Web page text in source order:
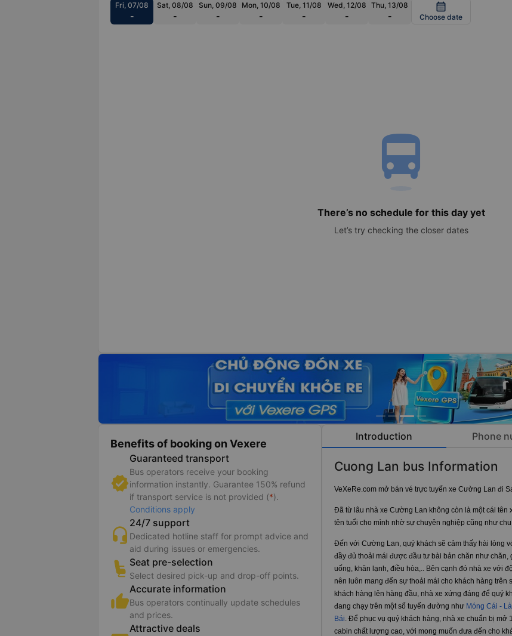
Fri, 07/08
-
Sat, 08/08
-
Sun, 09/08
-
Mon, 10/08
-
Tue, 11/08
-
Wed, 12/08
-
Thu, 13/08
-
calendar_month
Choose date
directions_bus
There’s no schedule for this day yet
Let’s try checking the closer dates
Benefits of booking on Vexere
Guaranteed transport
Bus operators receive your booking
information instantly. Guarantee 150% refund
if transport service is not provided (*).
Conditions apply
24/7 support
Dedicated hotline staff for prompt advice and
aid during issues or emergencies.
Seat pre-selection
Select desired pick-up and drop-off points.
Accurate information
Bus operators continually update schedules
and prices.
Attractive deals
Introduction Phone
Cuong Lan bus Information
VeXeRe.com mở bán vé trực tuyến xe Cường Lan đi
Đã từ lâu nhà xe Cường Lan không còn là một cái
tên tuổi cho mình nhờ sự chuyên nghiệp cũng như chu
Đến với Cường Lan, quý khách sẽ cảm thấy hài lòng
đầy đủ thoải mái được đầu tư bài bản chăn như
uống, khăn lạnh, điều hòa,.. Bên cạnh đó nhà xe với
nên luôn mang đến sự thoải mái cho khách hàng trên
khách hàng lên hàng đầu, nhà xe xứng đáng để quý
đang chạy trên một số tuyến đường như Móng Cái -
Bái . Để phục vụ quý khách hàng, nhà xe chuẩn bị
cabin chất lượng cao, với mong muốn đưa đến cho